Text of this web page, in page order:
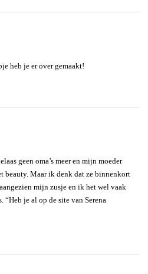
heb je er over gemaakt!
geen oma’s meer en mijn moeder
beauty. Maar ik denk dat ze binnenkort
mijn zusje en ik het wel vaak
je al op de site van Serena